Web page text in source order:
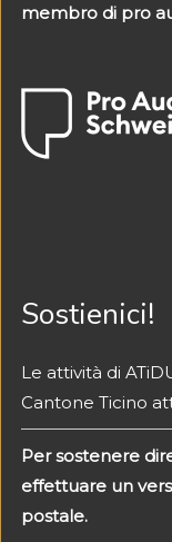
membro di pro
Sostienici!
Le attività di
Cantone Ticino
Per sostenere
effettuare un
postale.